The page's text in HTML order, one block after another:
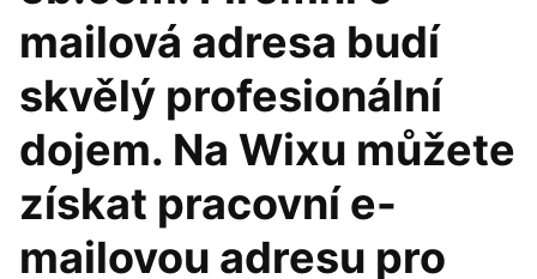
mailová adresa budí
skvělý profesionální
dojem. Na Wixu můžete
získat pracovní e-
mailovou adresu pro